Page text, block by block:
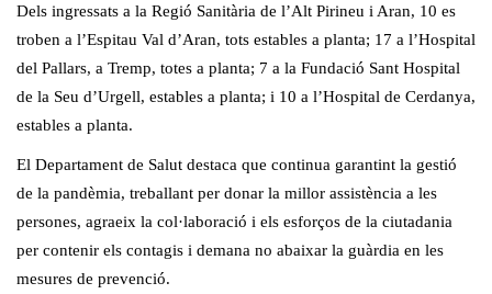
Dels ingressats a la Regió Sanitària de l’Alt Pirineu i Aran, 10 es
troben a l’Espitau Val d’Aran, tots estables a planta; 17 a l’Hospital
del Pallars, a Tremp, totes a planta; 7 a la Fundació Sant Hospital
de la Seu d’Urgell, estables a planta; i 10 a l’Hospital de Cerdanya,
estables a planta.
El Departament de Salut destaca que continua garantint la gestió
de la pandèmia, treballant per donar la millor assistència a les
persones, agraeix la col·laboració i els esforços de la ciutadania
per contenir els contagis i demana no abaixar la guàrdia en les
mesures de prevenció.